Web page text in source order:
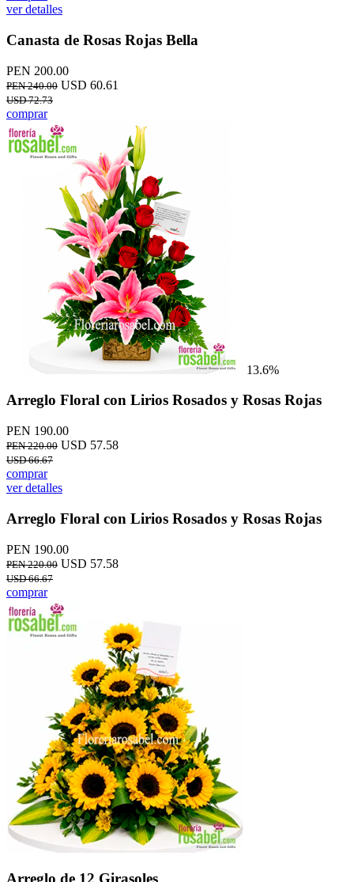
ver detalles
Canasta de Rosas Rojas Bella
PEN 200.00
PEN 240.00 USD 60.61
USD 72.73
comprar
13.6%
Arreglo Floral con Lirios Rosados y Rosas Rojas
PEN 190.00
PEN 220.00 USD 57.58
USD 66.67
comprar
ver detalles
Arreglo Floral con Lirios Rosados y Rosas Rojas
PEN 190.00
PEN 220.00 USD 57.58
USD 66.67
comprar
Arreglo de 12 Girasoles